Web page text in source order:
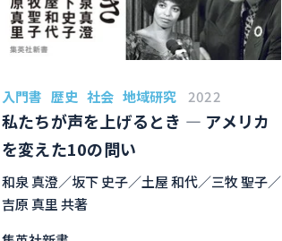
入門書 歴史 社会 地域研究 2022
私たちが声を上げるとき ― アメリカ
を変えた10の問い
和泉 真澄／坂下 史子／土屋 和代／三牧 聖子／
吉原 真里 共著